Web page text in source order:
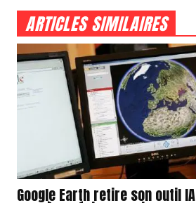
ARTICLES SIMILAIRES
Google Earth retire son outil IA